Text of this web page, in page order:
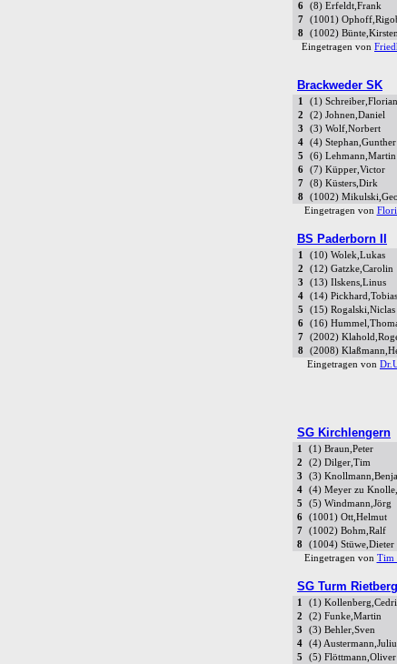
6 (8) Erfeldt,Frank
7 (1001)
8 (1002)
Eingetragen von
Brackweder SK
1
(1) Schreiber,Florian
2 (2) Johnen,Daniel
3 (3) Wolf,Norbert
4 (4) Stephan,Gunther
5 (6) Lehmann,Martin
6 (7) Küpper,Victor
7 (8) Küsters,Dirk
8 (1002)
Eingetragen von
BS Paderborn II
1
(10) Wolek,Lukas
2 (12) Gatzke,Carolin
3 (13) Ilskens,Linus
4 (14) Pickhard,Tobias
5 (15) Rogalski,Niclas
6 (16)
7 (2002)
8 (2008)
Eingetragen von
SG Kirchlengern
1
(1) Braun,Peter
2 (2) Dilger,Tim
3 (3)
4 (4) Meyer zu
5 (5) Windmann,Jörg
6 (1001) Ott,Helmut
7 (1002) Bohm,Ralf
8 (1004) Stüwe,Dieter
Eingetragen von Tim
SG Turm Rietberg
1
(1)
2 (2) Funke,Martin
3 (3) Behler,Sven
4 (4)
5 (5) Flöttmann,Oliver